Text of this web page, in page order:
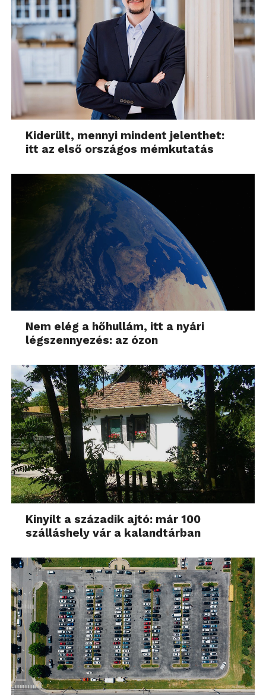
Kiderült, mennyi mindent jelenthet:
itt az első országos mémkutatás
Nem elég a hőhullám, itt a nyári
légszennyezés: az ózon
Kinyílt a századik ajtó: már 100
szálláshely vár a kalandtárban